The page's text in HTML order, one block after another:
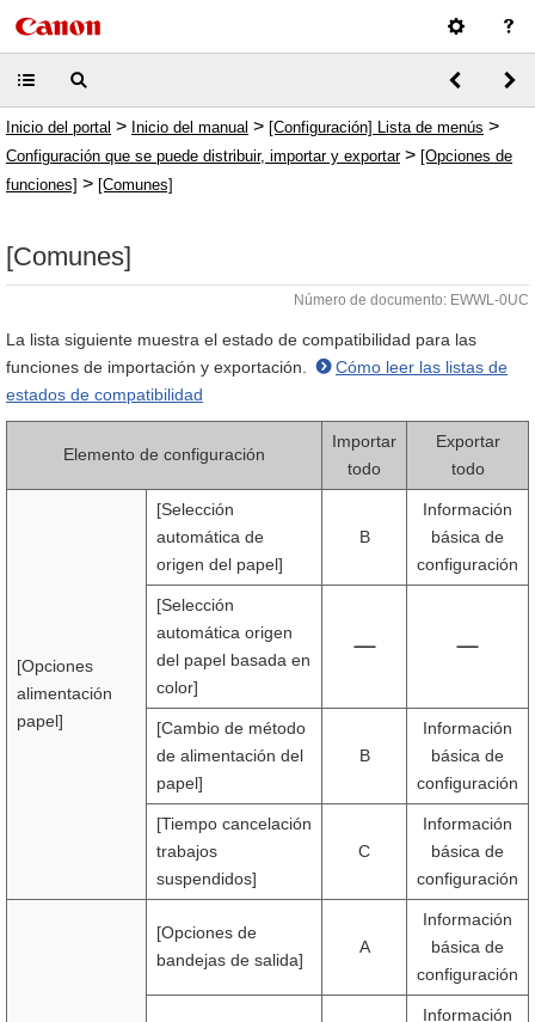
Inicio del portal > Inicio del manual > [Configuración] Lista de menús >
Configuración que se puede distribuir, importar y exportar> [Opciones de
funciones] > [Comunes]
[Comunes]
Número de documento: EWWL-0UC
La lista siguiente muestra el estado de compatibilidad para las
funciones de importación y exportación.
Cómo leer las listas de
estados de compatibilidad
Elemento de configuración
Importar
todo
Exportar
todo
[Opciones
alimentación
papel]
[Selección
automática de
origen del papel]
B
Información
básica de
configuración
[Selección
automática origen
del papel basada en
color]
[Cambio de método
de alimentación del
papel]
B
Información
básica de
configuración
[Tiempo cancelación
trabajos
suspendidos]
C
Información
básica de
configuración
[Opciones de
bandejas de salida]
A
Información
básica de
configuración
Información